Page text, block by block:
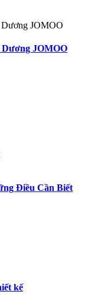
Dương JOMOO
Điều Cần Biết
kế